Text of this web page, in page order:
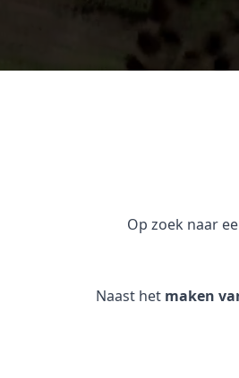
Op zoek naar
Naast het maken